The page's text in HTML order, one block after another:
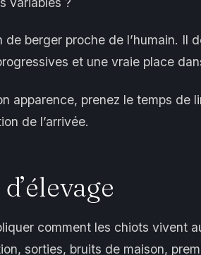
de berger proche de l’humain. Il
et une vraie place
apparence, prenez le temps de
de l’arrivée.
comment les chiots vivent
sorties, bruits de maison,